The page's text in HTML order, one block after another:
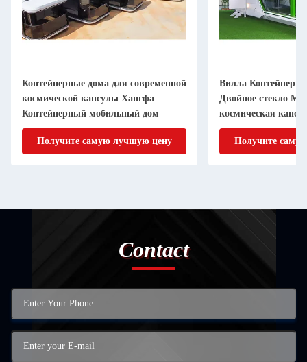
Контейнерные дома для современной
космической капсулы Хангфа
Контейнерный мобильный дом
Получите самую лучшую цену
Вилла
Двойное стекло
космическая
отель
Получите
Contact